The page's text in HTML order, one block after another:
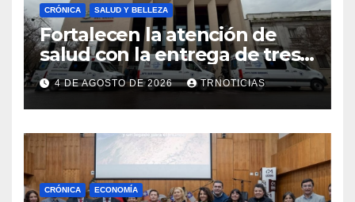
CRÓNICA SALUD Y BELLEZA
Fortalecen la atención de
salud con la entrega de tres
nuevas ambulancias para
Cauquenes y Sagrada Familia
4 DE AGOSTO DE 2026 TRNOTICIAS
CRÓNICA ECONOMÍA